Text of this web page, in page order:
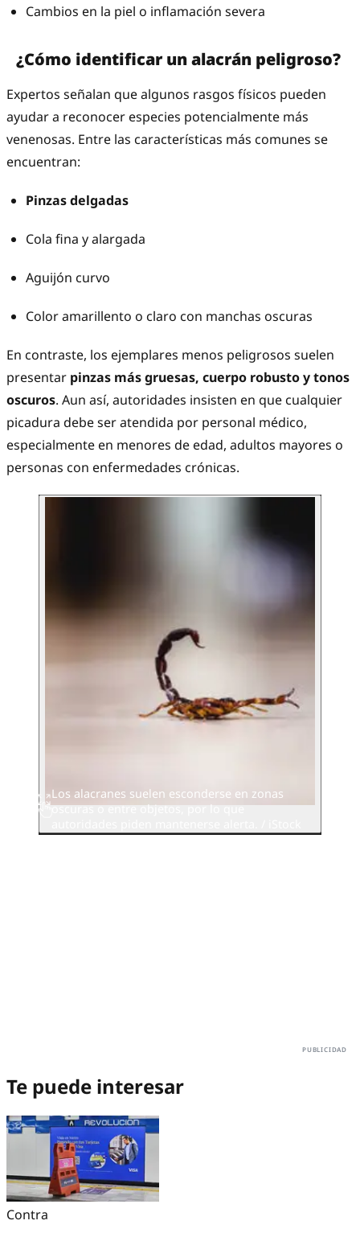
Cambios en la piel o inflamación severa
¿Cómo identificar un alacrán peligroso?
Expertos señalan que algunos rasgos físicos pueden
ayudar a reconocer especies potencialmente más
venenosas. Entre las características más comunes se
encuentran:
Pinzas delgadas
Cola fina y alargada
Aguijón curvo
Color amarillento o claro con manchas oscuras
En contraste, los ejemplares menos peligrosos suelen
presentar pinzas más gruesas, cuerpo robusto y tonos
oscuros. Aun así, autoridades insisten en que cualquier
picadura debe ser atendida por personal médico,
especialmente en menores de edad, adultos mayores o
personas con enfermedades crónicas.
Los alacranes suelen esconderse en zonas
oscuras o entre objetos, por lo que
Te puede interesar
Contra